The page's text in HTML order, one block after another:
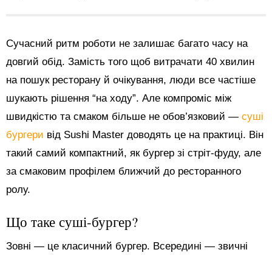
Сучасний ритм роботи не залишає багато часу на
довгий обід. Замість того щоб витрачати 40 хвилин
на пошук ресторану й очікування, люди все частіше
шукають рішення “на ходу”. Але компроміс між
швидкістю та смаком більше не обов’язковий — суші
бургери від Sushi Master доводять це на практиці. Він
такий самий компактний, як бургер зі стріт-фуду, але
за смаковим профілем ближчий до ресторанного
ролу.
Що таке суші-бургер?
Зовні — це класичний бургер. Всередині — звичні